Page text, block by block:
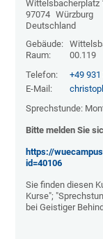
Wittelsbacherplatz
97074 Würzburg
Deutschland
Gebäude:
Raum:
00.119
Telefon:
+49 931
E-Mail:
Sprechstunde:
Bitte melden Sie
https://
id=40106
Sie finden diesen
Kurse";
bei Geistiger